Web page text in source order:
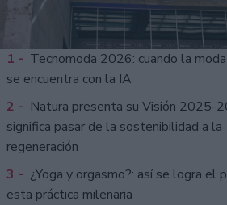
1 - Tecnomoda 2026: cuando la
se encuentra con la IA
2 - Natura presenta su Visión 2025-
significa pasar de la sostenibilidad a la
regeneración
3 - ¿Yoga y orgasmo?: así se logra el
esta práctica milenaria